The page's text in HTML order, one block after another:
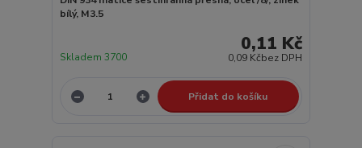
bílý, M3.5
0,11 Kč
0,09 Kčbez DPH
Skladem 3700
Přidat do košíku